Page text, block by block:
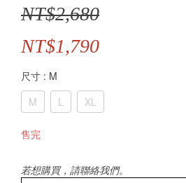
NT$2,680
NT$1,790
尺寸 : M
M
L XL
售完
若想購買，請聯絡我們。